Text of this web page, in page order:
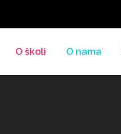
O školi O nama